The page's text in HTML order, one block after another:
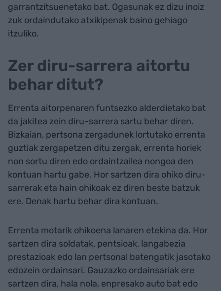
garrantzitsuenetako bat. Ogasunak ez dizu inoiz
zuk ordaindutako atxikipenak baino gehiago
itzuliko.
Zer diru-sarrera aitortu
behar ditut?
Errenta aitorpenaren funtsezko alderdietako bat
da jakitea zein diru-sarrera sartu behar diren.
Bizkaian, pertsona zergadunek lortutako errenta
guztiak zergapetzen ditu zergak, errenta horiek
non sortu diren edo ordaintzailea nongoa den
kontuan hartu gabe. Hor sartzen dira ohiko diru-
sarrerak eta hain ohikoak ez diren beste batzuk
ere. Denak hartu behar dira kontuan.
Errenta motarik ohikoena lanaren etekina da. Hor
sartzen dira soldatak, pentsioak, langabezia
prestazioak edo lan pertsonal batengatik jasotako
edozein ordainsari. Gauzazko ordainsariak ere
sartzen dira, hala nola, enpresako auto bat edo